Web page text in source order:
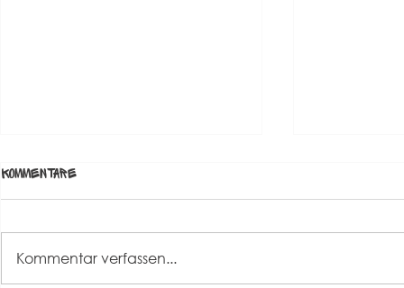
Kommentare
Kommentar verfassen...